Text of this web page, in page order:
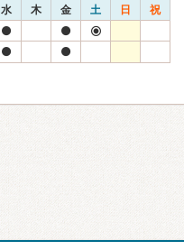
水 木 金 土 日 祝